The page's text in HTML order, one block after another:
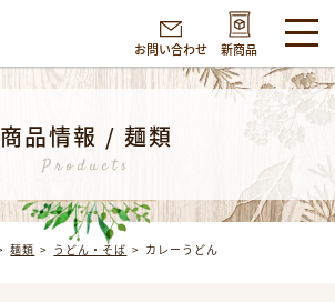
お問い合わせ 新商品
商品情報 / 麺類
Products
麺類 うどん・そば カレーうどん